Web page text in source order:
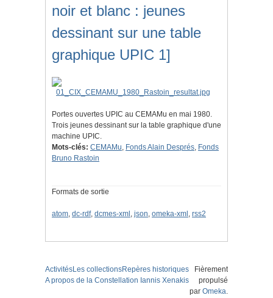
noir et blanc : jeunes
dessinant sur une table
graphique UPIC 1]
Portes ouvertes UPIC au CEMAMu en mai 1980.
Trois jeunes dessinant sur la table graphique d'une
machine UPIC.
Mots-clés: CEMAMu, Fonds Alain Després, Fonds
Bruno Rastoin
Formats de sortie
atom, dc-rdf, dcmes-xml , json, omeka-xml , rss2
ActivitésLes collectionsRepères historiques
A propos de la Constellation Iannis Xenakis
Fièrement
propulsé
par Omeka.